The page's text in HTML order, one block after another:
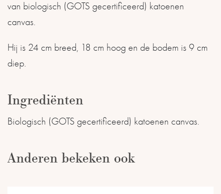
van biologisch (GOTS gecertificeerd) katoenen
canvas.
Hij is 24 cm breed, 18 cm hoog en de bodem is 9 cm
diep.
Ingrediënten
Biologisch (GOTS gecertificeerd) katoenen canvas.
Anderen bekeken ook